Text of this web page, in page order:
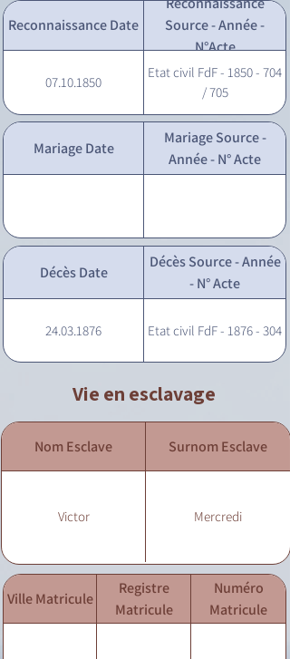
Reconnaissance Date
Source - Année -
N°Acte
07.10.1850
Etat civil FdF - 1850 - 704
/ 705
Mariage Date
Mariage Source -
Année - N° Acte
Décès Date
Décès Source - Année
- N° Acte
24.03.1876 Etat civil FdF - 1876 - 304
Vie en esclavage
Nom Esclave Surnom Esclave
Victor Mercredi
Ville Matricule
Registre
Matricule
Numéro
Matricule